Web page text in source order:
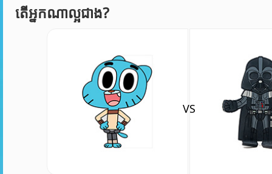
Yeabkal tesfaye
cartoon netwoork
Yeabkal tesfaye (25 Jun, 7:36 pm)
Sonek is power foll
Lit ojala k al creador le corten los huevos
juego basura
តើអ្នកណាល្អជាង?
VS